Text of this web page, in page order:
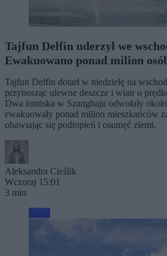
Tajfun Delfin uderzył we
Ewakuowano ponad milion
Tajfun Delfin dotarł w niedzielę na
przynosząc ulewne deszcze i wiatr o
Dwa lotniska w Szanghaju odwołały
ewakuowały ponad milion mieszkańców
obawiając się podtopień i osunięć ziemi.
Aleksandra Cieślik
Wczoraj 15:01
3 min